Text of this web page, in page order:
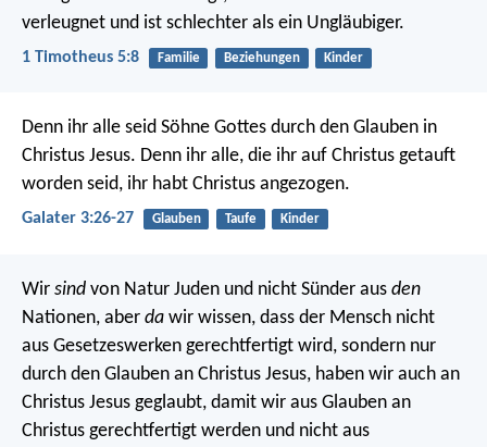
verleugnet und ist schlechter als ein Ungläubiger.
1 Timotheus 5:8 Familie Beziehungen Kinder
Denn ihr alle seid Söhne Gottes durch den Glauben in
Christus Jesus. Denn ihr alle, die ihr auf Christus getauft
worden seid, ihr habt Christus angezogen.
Galater 3:26-27 Glauben Taufe Kinder
Wir sind von Natur Juden und nicht Sünder aus den
Nationen, aber da wir wissen, dass der Mensch nicht
aus Gesetzeswerken gerechtfertigt wird, sondern nur
durch den Glauben an Christus Jesus, haben wir auch an
Christus Jesus geglaubt, damit wir aus Glauben an
Christus gerechtfertigt werden und nicht aus